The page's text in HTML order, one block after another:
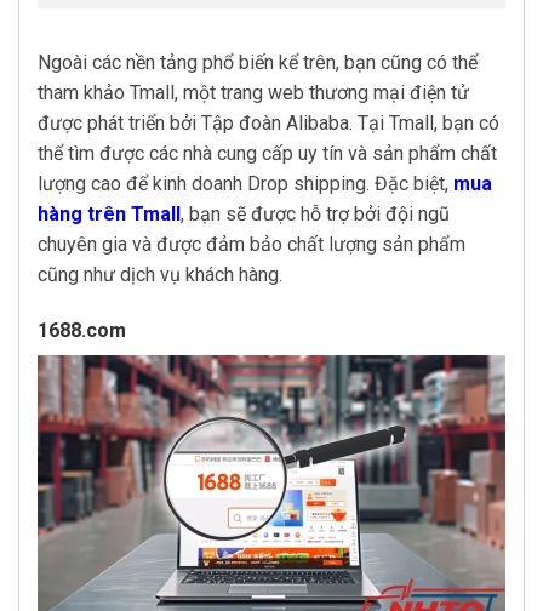
Ngoài các nền tảng phổ biến kể trên, bạn cũng có thể
tham khảo Tmall, một trang web thương mại điện tử
được phát triển bởi Tập đoàn Alibaba. Tại Tmall, bạn có
thể tìm được các nhà cung cấp uy tín và sản phẩm chất
lượng cao để kinh doanh Drop shipping. Đặc biệt, mua
hàng trên Tmall, bạn sẽ được hỗ trợ bởi đội ngũ
chuyên gia và được đảm bảo chất lượng sản phẩm
cũng như dịch vụ khách hàng.
1688.com